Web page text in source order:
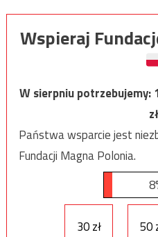
Wspieraj
W sierpniu potrzebujemy:
Państwa wsparcie jest
Fundacji Magna Polonia.
30 zł 50